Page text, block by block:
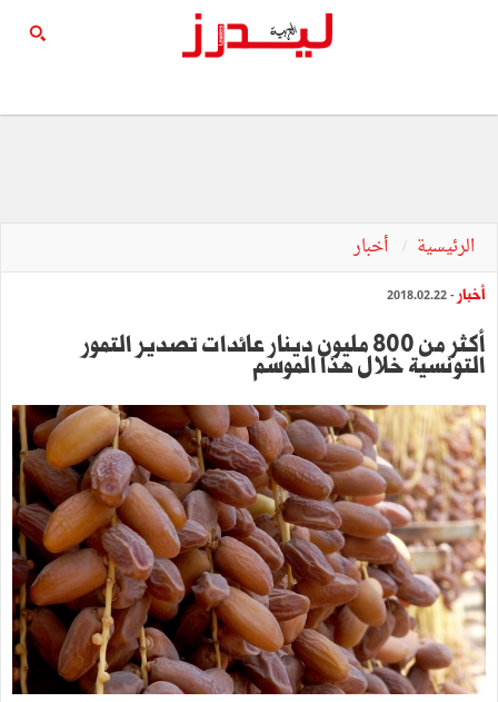
الرئيسية أخبار
أخبار - 2018.02.22
أكثر من 800 مليون دينار عائدات تصدير التمور
التونسية خلال هذا الموسم